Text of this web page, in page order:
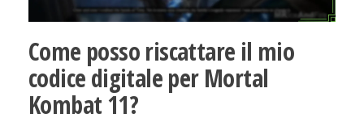
Come posso riscattare il mio
codice digitale per Mortal
Kombat 11?